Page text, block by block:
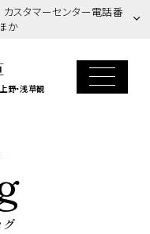
カスタマーセンター電話番
か
野・浅草観
グ